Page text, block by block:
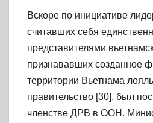
Вскоре по инициативе
считавших себя
представителями
признававших созданное
территории Вьетнама
правительство [30], был
членстве ДРВ в ООН.